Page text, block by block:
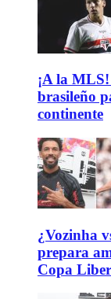
¡A la
brasileño
continente
¿Vozinha
prepara
Copa